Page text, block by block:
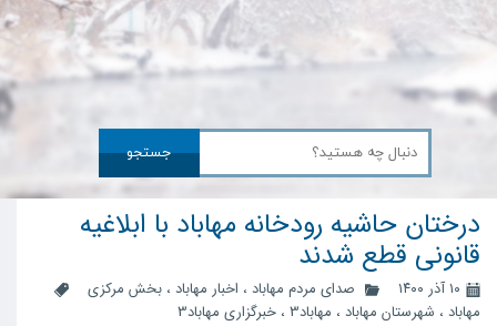
جستجو
درختان حاشیه رودخانه مهاباد با ابلاغیه
قانونی قطع شدند
۱۰ آذر ۱۴۰۰ صدای مردم مهاباد ، اخبار مهاباد ، بخش مرکزی
مهاباد ، شهرستان مهاباد ، مهاباد3 ، خبرگزاری مهاباد3